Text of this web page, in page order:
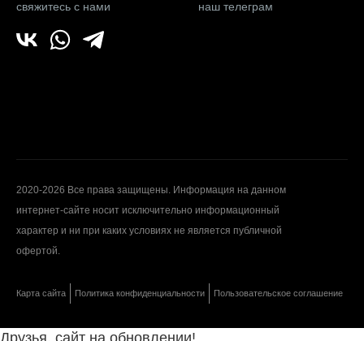
свяжитесь с нами наш телеграм
2020-2026 Все права защищены. Информация на данном
интернет-сайте носит исключительно информационный
характер и ни при каких условиях не является публичной
офертой.
Карта сайта Политика конфиденциальности Пользовательское соглашение